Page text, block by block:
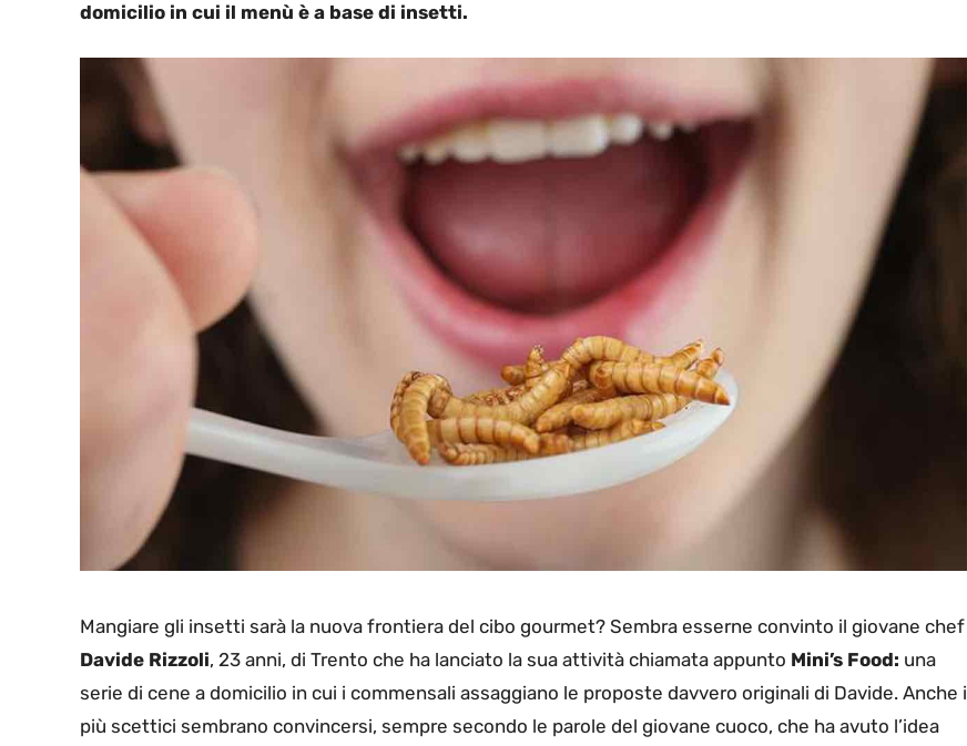
domicilio in cui il menù è a base di insetti.
Mangiare gli insetti sarà la nuova frontiera del cibo gourmet? Sembra esserne convinto il giovane chef
Davide Rizzoli, 23 anni, di Trento che ha lanciato la sua attività chiamata appunto Mini’s Food: una
serie di cene a domicilio in cui i commensali assaggiano le proposte davvero originali di Davide. Anche i
più scettici sembrano convincersi, sempre secondo le parole del giovane cuoco, che ha avuto l’idea